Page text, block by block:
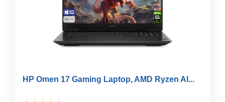
HP Omen 17 Gaming Laptop, AMD Ryzen AI...